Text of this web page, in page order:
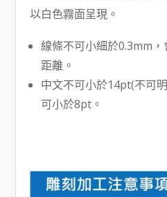
以白色霧面呈現。
線條不可小細於0.3mm
距離。
中文不可小於14pt(不可
可小於8pt。